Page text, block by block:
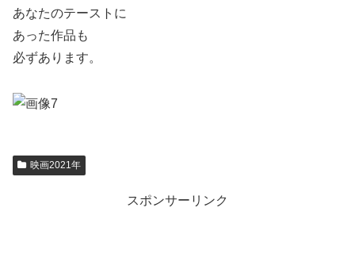
あなたのテーストに
あった作品も
必ずあります。
映画2021年
スポンサーリンク